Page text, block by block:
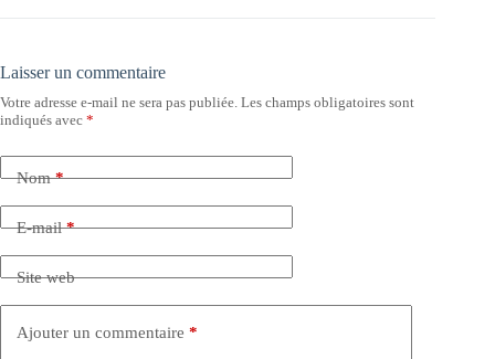
Laisser un commentaire
Votre adresse e-mail ne sera pas publiée. Les champs obligatoires sont
indiqués avec *
Nom*
E-mail*
Site web
Ajouter un commentaire *